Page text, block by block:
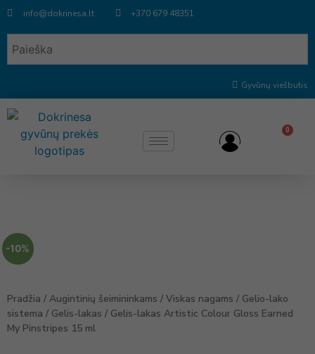
info@dokrinesa.lt +370 679 48351
Gyvūnų viešbutis
0
-10%
Pradžia / Augintinių šeimininkams / Viskas nagams / Gelio-lako
sistema / Gelis-lakas / Gelis-lakas Artistic Colour Gloss Earned
My Pinstripes 15 ml